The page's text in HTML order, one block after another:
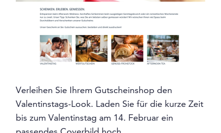
Verleihen Sie Ihrem Gutscheinshop den
Valentinstags-Look. Laden Sie für die kurze Zeit
bis zum Valentinstag am 14. Februar ein